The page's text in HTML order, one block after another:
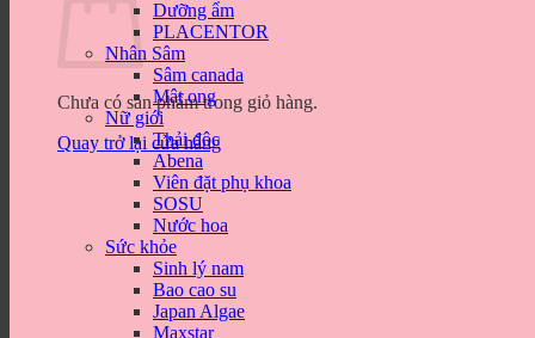
Chưa có sản phẩm trong giỏ hàng.
Quay trở lại cửa hàng
Dưỡng ẩm
PLACENTOR
Nhân Sâm
Sâm canada
Mật ong
Nữ giới
Thải độc
Abena
Viên đặt phụ khoa
SOSU
Nước hoa
Sức khỏe
Sinh lý nam
Bao cao su
Japan Algae
Maxstar